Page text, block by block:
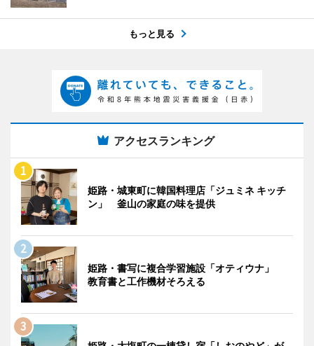
もっと見る
アクセスランキング
姫路・城東町に韓国料理店「ジュミネ キッチ
ン」 釜山の家庭の味を提供
姫路・書写に複合学習施設「オティウナ」
教育書と工作機材そろえる